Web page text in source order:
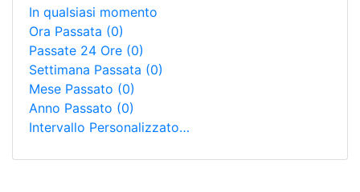
In qualsiasi momento
Ora Passata (0)
Passate 24 Ore (0)
Settimana Passata (0)
Mese Passato (0)
Anno Passato (0)
Intervallo Personalizzato…